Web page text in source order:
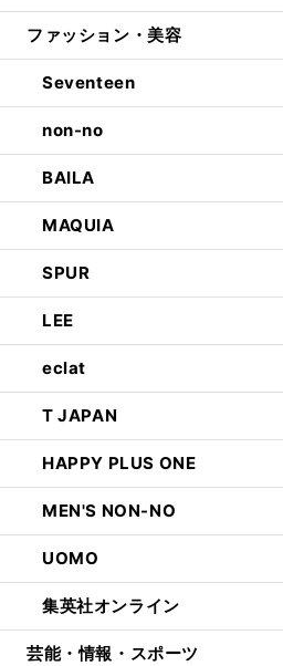
ファッション・美容
Seventeen
non-no
BAILA
MAQUIA
SPUR
LEE
eclat
T JAPAN
HAPPY PLUS ONE
MEN'S NON-NO
UOMO
集英社オンライン
芸能・情報・スポーツ